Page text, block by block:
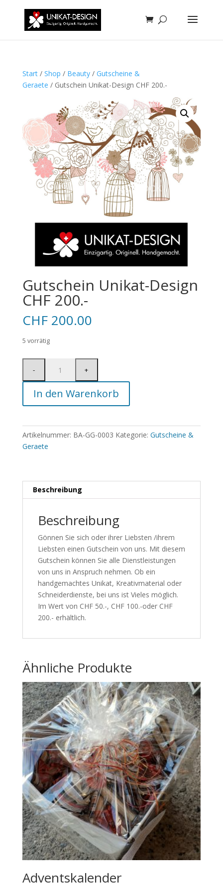
Start/ Shop / Beauty/ Gutscheine &
Geraete / Gutschein Unikat-Design CHF 200.-
Gutschein Unikat-Design
CHF 200.-
CHF200.00
5 vorrätig
In den Warenkorb
Artikelnummer: BA-GG-0003 Kategorie: Gutscheine &
Geraete
Beschreibung
Beschreibung
Gönnen Sie sich oder ihrer Liebsten /ihrem
Liebsten einen Gutschein von uns. Mit diesem
Gutschein können Sie alle Dienstleistungen
von uns in Anspruch nehmen. Ob ein
handgemachtes Unikat, Kreativmaterial oder
Schneiderdienste, bei uns ist Vieles möglich.
Im Wert von CHF 50.-, CHF 100.-oder CHF
200.- erhältlich.
Ähnliche Produkte
Adventskalender